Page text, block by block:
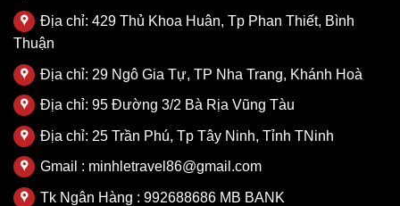
Địa chỉ: 429 Thủ Khoa Huân, Tp Phan Thiết, Bình
Thuận
Địa chỉ: 29 Ngô Gia Tự, TP Nha Trang, Khánh Hoà
Địa chỉ: 95 Đường 3/2 Bà Rịa Vũng Tàu
Địa chỉ: 25 Trần Phú, Tp Tây Ninh, Tỉnh TNinh
Gmail : minhletravel86@gmail.com
Tk Ngân Hàng : 992688686 MB BANK